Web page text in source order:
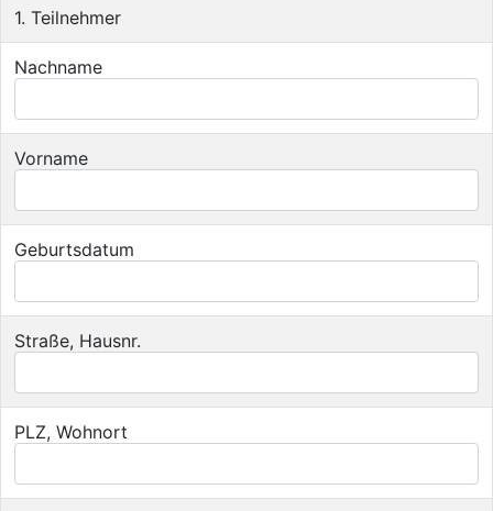
1. Teilnehmer
Nachname
Vorname
Geburtsdatum
Straße, Hausnr.
PLZ, Wohnort